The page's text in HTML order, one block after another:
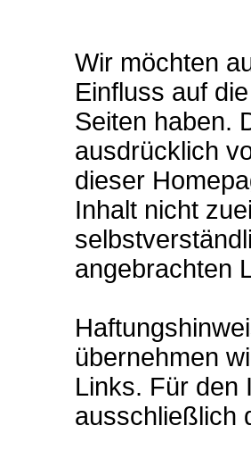
Wir möchten
Einfluss auf
Seiten haben.
ausdrücklich
dieser
Inhalt nicht
angebrachten
übernehmen
Links. Für den
ausschließlich